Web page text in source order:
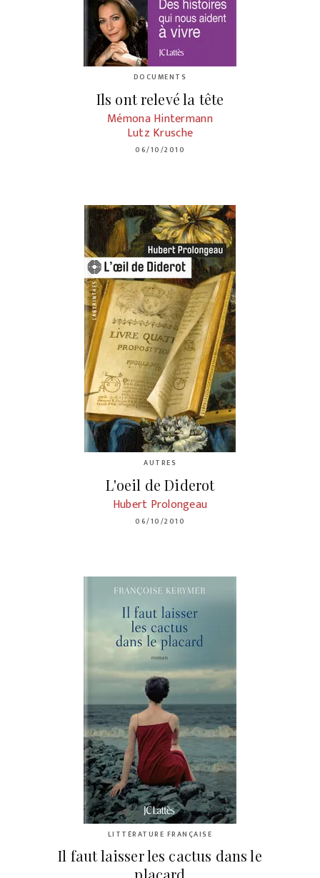
DOCUMENTS
Ils ont relevé la tête
Mémona Hintermann
Lutz Krusche
06/10/2010
AUTRES
L'oeil de Diderot
Hubert Prolongeau
06/10/2010
LITTÉRATURE FRANÇAISE
Il faut laisser les cactus dans le